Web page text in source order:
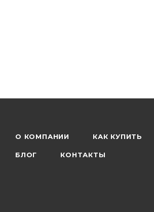
О КОМПАНИИ КАК КУПИТЬ
БЛОГ КОНТАКТЫ